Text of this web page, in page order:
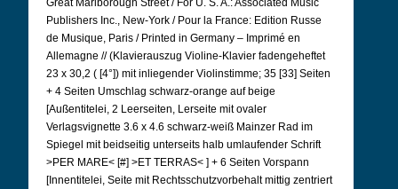
Great Marlborough Street / For U. S. A.: Associated Music
Publishers Inc., New-York / Pour la France: Edition Russe
de Musique, Paris / Printed in Germany – Imprimé en
Allemagne // (Klavierauszug Violine-Klavier fadengeheftet
23 x 30,2 ( [4°]) mit inliegender Violinstimme; 35 [33] Seiten
+ 4 Seiten Umschlag schwarz-orange auf beige
[Außentitelei, 2 Leerseiten, Lerseite mit ovaler
Verlagsvignette 3.6 x 4.6 schwarz-weiß Mainzer Rad im
Spiegel mit beidseitig unterseits halb umlaufender Schrift
>PER MARE< [#] >ET TERRAS< ] + 6 Seiten Vorspann
[Innentitelei, Seite mit Rechtsschutzvorbehalt mittig zentriert